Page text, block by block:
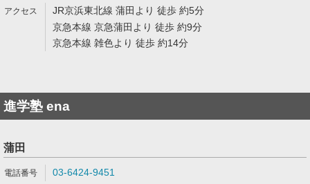
JR京浜東北線 蒲田より 徒歩 約5分
京急本線 京急蒲田より 徒歩 約9分
京急本線 雑色より 徒歩 約14分
進学塾 ena
蒲田
03-6424-9451